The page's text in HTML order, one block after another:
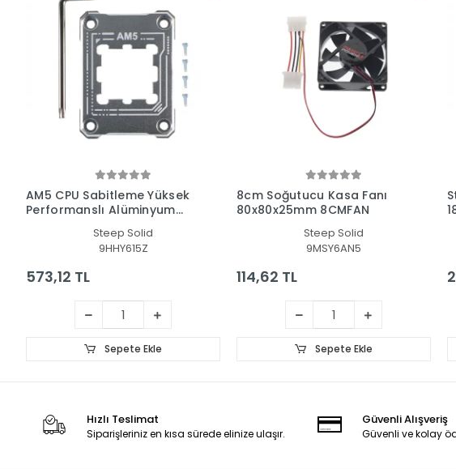
AM5 CPU Sabitleme Yüksek
Performanslı Alüminyum
Steep Solid
9HHY615Z
573,12 TL
Sepete Ekle
8cm Soğutucu Kasa Fanı
80x80x25mm 8CMFAN
Steep Solid
9MSY6AN5
114,62 TL
Sepete Ekle
Hızlı Teslimat
Siparişleriniz en kısa sürede elinize ulaşır.
Güvenli Alışveriş
Güvenli ve kolay